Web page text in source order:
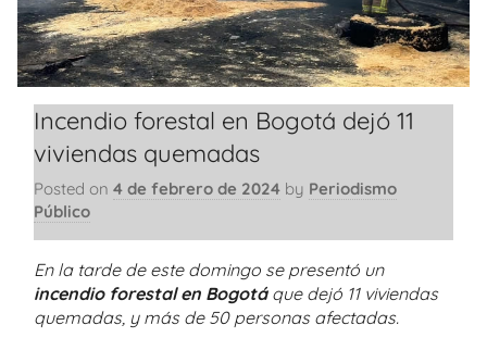
Incendio forestal en Bogotá dejó 11
viviendas quemadas
Posted on 4 de febrero de 2024 by Periodismo
Público
En la tarde de este domingo se presentó un
incendio forestal en Bogotáque dejó 11 viviendas
quemadas, y más de 50 personas afectadas.